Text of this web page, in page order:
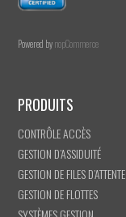
Powered bynopCommerce
PRODUITS
CONTRÔLE ACCÈS
GESTION D’ASSIDUITÉ
GESTION DE FILES D’ATTENTE
GESTION DE FLOTTES